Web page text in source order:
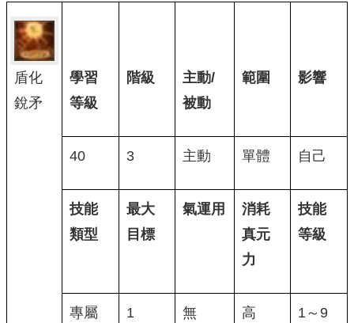
盾化
銳矛
學習
等級
階級
主動/
被動
範圍 影響
40 3 主動 單體 自己
技能
類型
最大
目標
氣運用
消耗
真元
力
技能
等級
專屬 1 無 高 1～9